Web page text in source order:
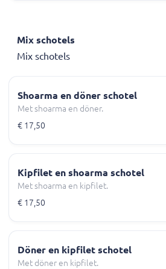
Mix schotels
Mix schotels
Shoarma en döner schotel
Met shoarma en döner.
€ 17,50
Kipfilet en shoarma schotel
Met shoarma en kipfilet.
€ 17,50
Döner en kipfilet schotel
Met döner en kipfilet.